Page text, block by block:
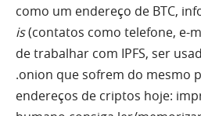
como um endereço de BTC,
is(contatos como telefone, e-
de trabalhar com IPFS, ser
.onion que sofrem do mesmo
endereços de criptos hoje: